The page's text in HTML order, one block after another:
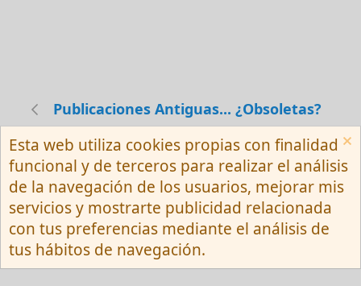
Publicaciones Antiguas... ¿Obsoletas?
Español (Neutro) Tu
Contactarnos
Términos y reglas
Privacy policy
Ayuda
R
S
S
Community platform by XenForo ® © 2010-
2026 XenForo Ltd.
Esta web utiliza cookies propias con finalidad
funcional y de terceros para realizar el análisis
de la navegación de los usuarios, mejorar mis
servicios y mostrarte publicidad relacionada
con tus preferencias mediante el análisis de
tus hábitos de navegación.